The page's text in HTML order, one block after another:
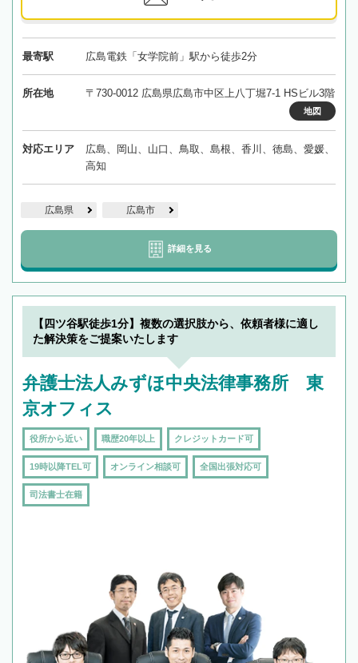
最寄駅 広島電鉄「女学院前」駅から徒歩2分
所在地 〒730-0012 広島県広島市中区上八丁堀7-1 HSビル3階
地図
対応エリア
広島、岡山、山口、鳥取、島根、香川、徳島、愛媛、
高知
広島県 広島市
詳細を見る
【四ツ谷駅徒歩1分】複数の選択肢から、依頼者様に適し
た解決策をご提案いたします
弁護士法人みずほ中央法律事務所 東
京オフィス
役所から近い 職歴20年以上 クレジットカード可
19時以降TEL可 オンライン相談可 全国出張対応可
司法書士在籍